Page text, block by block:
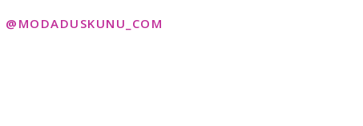
@MODADUSKUNU_COM